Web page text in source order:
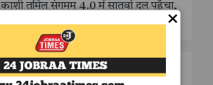
काशी तमिल संगमम् 4.0 में सातवां दल पहुँचा,
डमरू वादन और पुष्पवर्षा के साथ भव्य स्वागत
देश / December 14, 2025
भारतीय नौसेना को मिलेगी नई शक्ति,
×